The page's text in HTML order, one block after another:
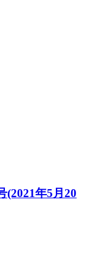
(2021年5月20